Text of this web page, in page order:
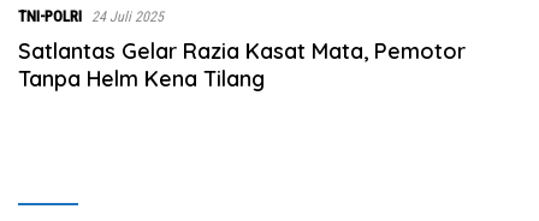
TNI-POLRI 24 Juli 2025
Satlantas Gelar Razia Kasat Mata, Pemotor
Tanpa Helm Kena Tilang